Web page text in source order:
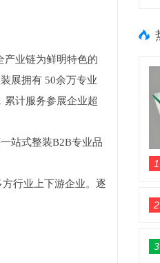
产业链为鲜明特色的
展拥有 50余万专业
累计服务参展企业超
站式整装B2B专业品
行业上下游企业。逐
1
2
3